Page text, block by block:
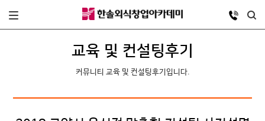
교육 및 컨설팅후기
커뮤니티 교육 및 컨설팅후기입니다.